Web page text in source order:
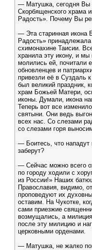
— Матушка, сегодня Вы
Скорбященского храма
Радость». Почему Вы
— Эта старинная икона
Радость»
схимонахине Таисии.
хранила эту икону, и
молились ей, почитали
обновленцев и
привезли её в Суздаль
был великий праздник,
храм Божьей Матери,
иконы. Думали, икона
Теперь вот все
святыни. Они ведь
всех нас. Со слезами
со слезами горя
— Боитесь, что нападут
заберут?
— Сейчас можно всего
по городу ходили с
из России!» Наших
Православия, видимо,
проповедуют их
оставим. На Чукотке,
сами приезжие
возмущались, а
после эту милицию и
церковными орденами.
— Матушка, не жалко